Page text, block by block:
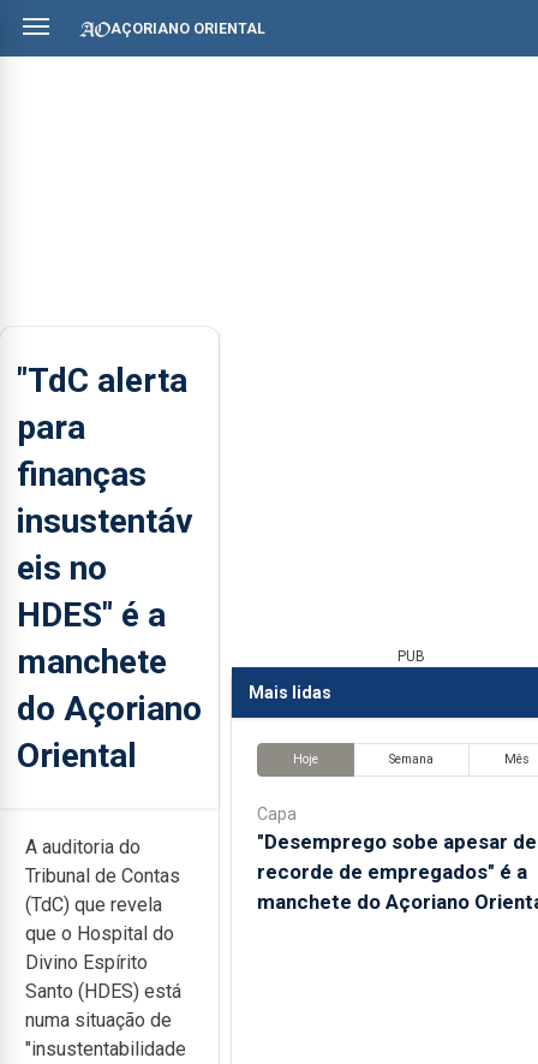
AÇORIANO ORIENTAL
"TdC alerta
para
finanças
insustentáv
eis no
HDES" é a
manchete
do Açoriano
Oriental
A auditoria do
Tribunal de Contas
(TdC) que revela
que o Hospital do
Divino Espírito
Santo (HDES) está
numa situação de
"insustentabilidade
PUB
Mais lidas
Hoje Semana Mês
Capa
"Desemprego sobe apesar de
recorde de empregados" é a
manchete do Açoriano